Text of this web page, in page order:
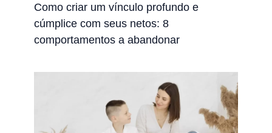
Como criar um vínculo profundo e
cúmplice com seus netos: 8
comportamentos a abandonar